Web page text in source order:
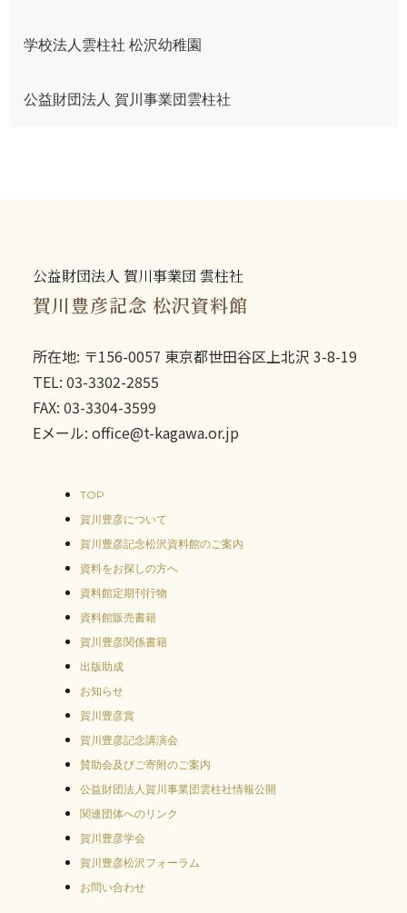
学校法人雲柱社 松沢幼稚園
公益財団法人 賀川事業団雲柱社
公益財団法人 賀川事業団 雲柱社
賀川豊彦記念 松沢資料館
所在地: 〒156-0057 東京都世田谷区上北沢 3-8-19
TEL: 03-3302-2855
FAX: 03-3304-3599
Eメール: office@t-kagawa.or.jp
TOP
賀川豊彦について
賀川豊彦記念松沢資料館のご案内
資料をお探しの方へ
資料館定期刊行物
資料館販売書籍
賀川豊彦関係書籍
出版助成
お知らせ
賀川豊彦賞
賀川豊彦記念講演会
賛助会及びご寄附のご案内
公益財団法人賀川事業団雲柱社情報公開
関連団体へのリンク
賀川豊彦学会
賀川豊彦松沢フォーラム
お問い合わせ